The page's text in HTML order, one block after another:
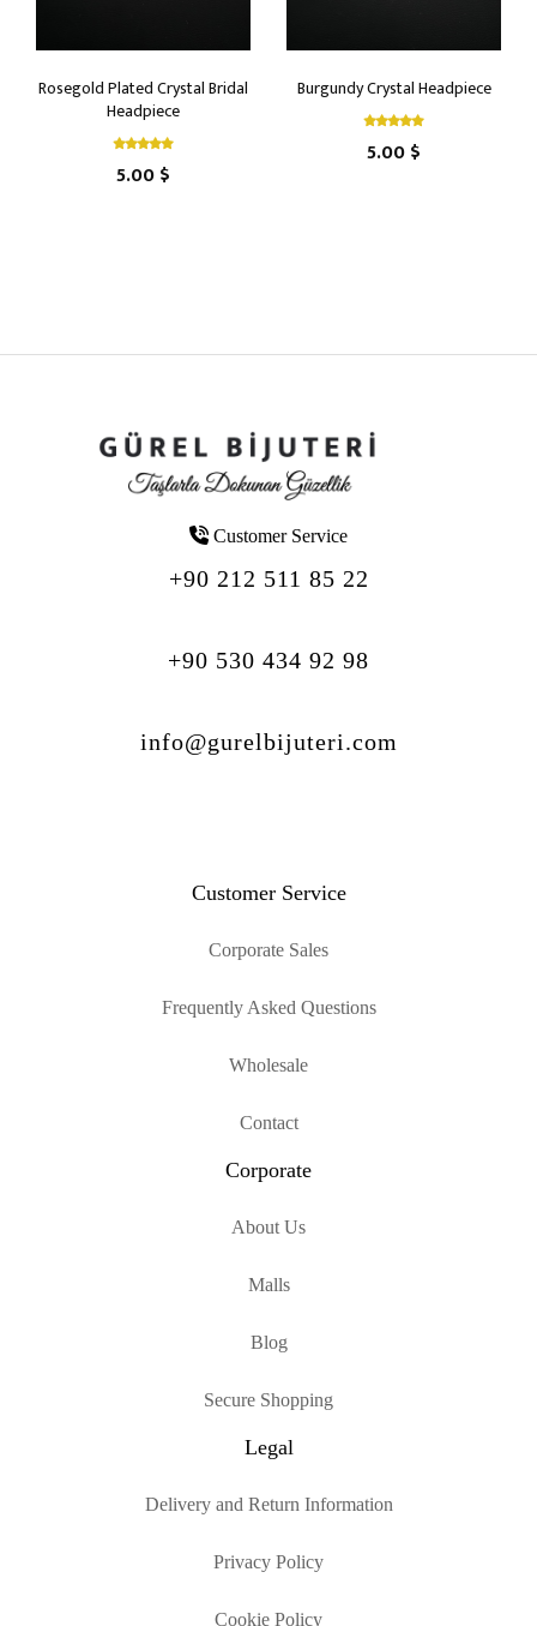
Rosegold Plated Crystal Bridal
Headpiece
5.00 $
Burgundy Crystal Headpiece
5.00 $
Customer Service
+90 212 511 85 22
+90 530 434 92 98
info@gurelbijuteri.com
Customer Service
Corporate Sales
Frequently Asked Questions
Wholesale
Contact
Corporate
About Us
Malls
Blog
Secure Shopping
Legal
Delivery and Return Information
Privacy Policy
Cookie Policy